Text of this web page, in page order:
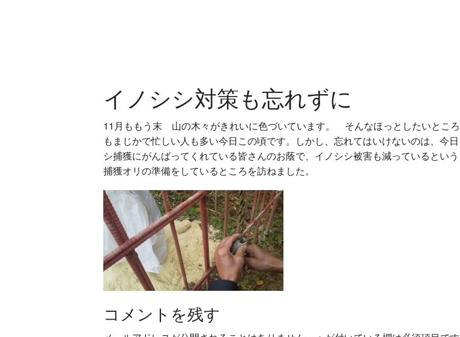
イノシシ対策も忘れずに
11月ももう末 山の木々がきれいに色づいています。 そんなほっとしたいとこ
もまじかで忙しい人も多い今日この頃です。しかし、忘れてはいけないのは、今
シ捕獲にがんばってくれている皆さんのお蔭で、イノシシ被害も減っているという
捕獲オリの準備をしているところを訪ねました。
コメントを残す